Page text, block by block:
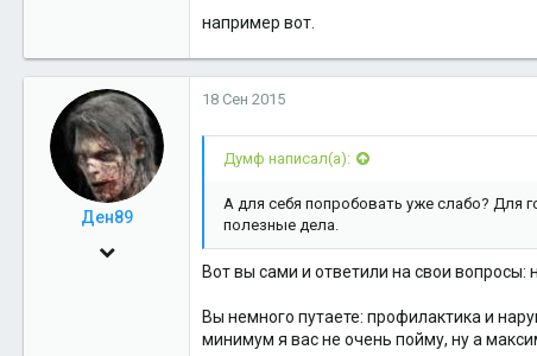
например вот.
Ден89
4 Дек 2009
18 Сен 2015
Думф написал(а):
А для себя попробовать уже слабо? Для
полезные дела.
Вот вы сами и ответили на свои
Вы немного путаете: профилактика и
минимум я вас не очень пойму, ну а